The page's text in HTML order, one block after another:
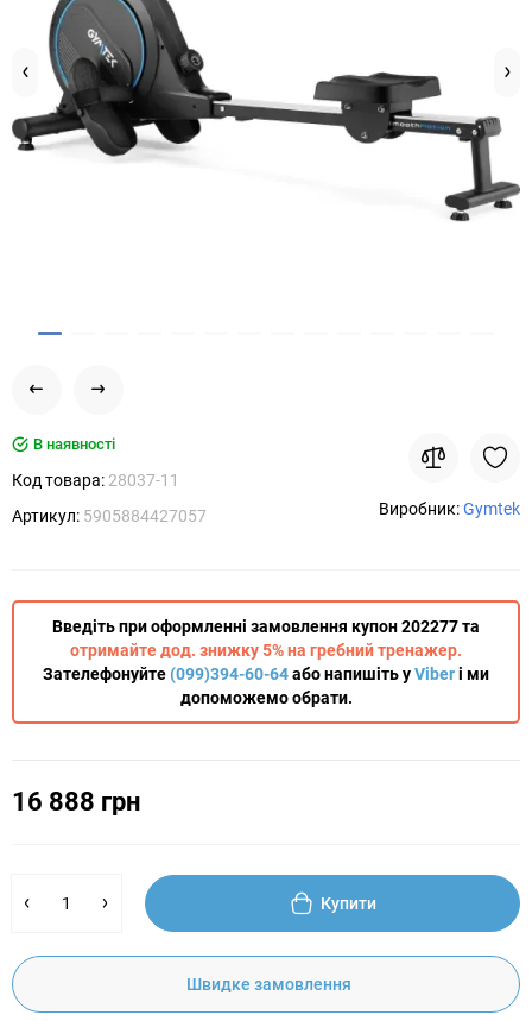
В наявності
Код товара: 28037-11
Артикул: 5905884427057 Виробник:Gymtek
Введіть при оформленні замовлення купон 202277 та
отримайте дод. знижку 5% на гребний тренажер.
Зателефонуйте(099)394-60-64або напишіть уViberі ми
допоможемо обрати.
16 888 грн
Купити
Швидке замовлення